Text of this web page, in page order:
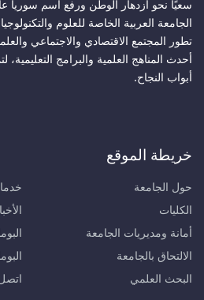
سعيًا نحو ازدهار الوطن ورفع اسم سوريا
الجامعة العربية الخاصة للعلوم
تطور المجتمع الاقتصادي والاجتماعي
أحدث المناهج العلمية والبرامج التعليمية،
أبواب النجاح.
خريطة الموقع
حول الجامعة
الكليات
أمانة ومديريات الجامعة
الالتحاق بالجامعة
البحث العلمي